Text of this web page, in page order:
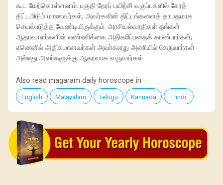
கூட மேற்கொள்ளலாம். பகுதி நேரப் பயிற்சி வகுப்புகளில் சேரத்
திட்டமிடும் மாணவர்கள், அவர்களின் திட்டங்களைத் தாமதமாக
செயல்படுத்த வேண்டியிருக்கும். அரசியல்வாதிகள் தங்கள்
ஆதரவாளர்களின் எண்ணிக்கை அதிகரிப்பதைக் காண்பார்கள்,
ஏனெனில் அதிகமானவர்கள் அவர்களது அணியில் சேருவார்கள்
அல்லது அவர்களுக்கு ஆதரவாக வருவார்கள்.
Also read magaram daily horoscope in :
English Malayalam Telugu Kannada Hindi